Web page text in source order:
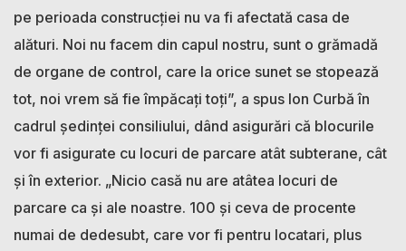
pe perioada construcției nu va fi afectată casa de
alături. Noi nu facem din capul nostru, sunt o grămadă
de organe de control, care la orice sunet se stopează
tot, noi vrem să fie împăcați toți”, a spus Ion Curbă în
cadrul ședinței consiliului, dând asigurări că blocurile
vor fi asigurate cu locuri de parcare atât subterane, cât
și în exterior. „Nicio casă nu are atâtea locuri de
parcare ca și ale noastre. 100 și ceva de procente
numai de dedesubt, care vor fi pentru locatari, plus